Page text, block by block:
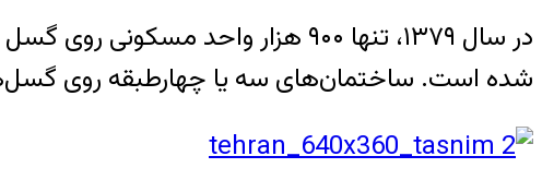
شده است. ساختمان‌های سه یا چهارطبقه روی گسل‌ها۱۰ و ۱۲ طبقه شده‌اند که توی هر یک از آنها چند ده خانواده زندگی